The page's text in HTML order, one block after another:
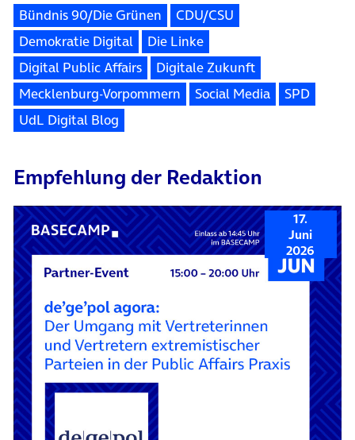
Bündnis 90/Die Grünen
CDU/CSU
Demokratie Digital
Die Linke
Digital Public Affairs
Digitale Zukunft
Mecklenburg-Vorpommern
Social Media
SPD
UdL Digital Blog
Empfehlung der Redaktion
17.
Juni
2026